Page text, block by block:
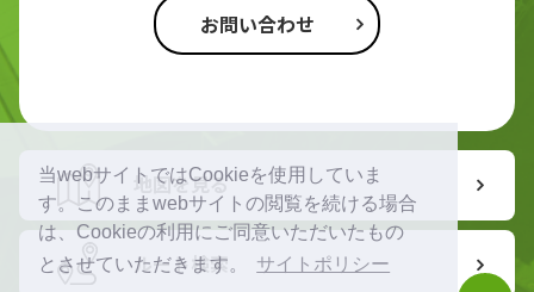
当webサイトではCookieを使用していま
す。このままwebサイトの閲覧を続ける場合
は、Cookieの利用にご同意いただいたもの
とさせていただきます。
サイトポリシー
お問い合わせ
地図を見る
ルート検索